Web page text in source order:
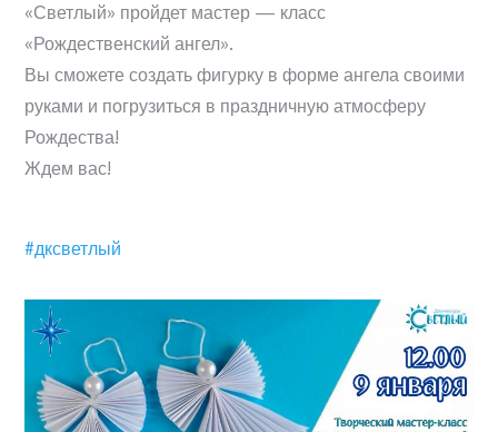
«Светлый» пройдет мастер — класс
«Рождественский ангел».
Вы сможете создать фигурку в форме ангела своими
руками и погрузиться в праздничную атмосферу
Рождества!
Ждем вас!
#дксветлый